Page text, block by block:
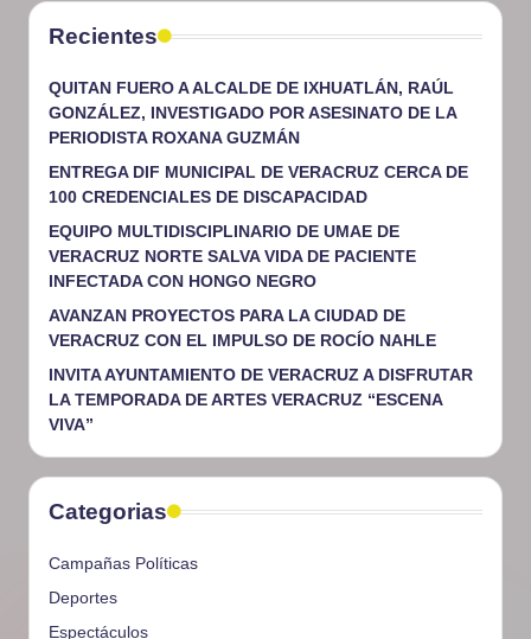
Recientes
QUITAN FUERO A ALCALDE DE IXHUATLÁN, RAÚL
GONZÁLEZ, INVESTIGADO POR ASESINATO DE LA
PERIODISTA ROXANA GUZMÁN
ENTREGA DIF MUNICIPAL DE VERACRUZ CERCA DE
100 CREDENCIALES DE DISCAPACIDAD
EQUIPO MULTIDISCIPLINARIO DE UMAE DE
VERACRUZ NORTE SALVA VIDA DE PACIENTE
INFECTADA CON HONGO NEGRO
AVANZAN PROYECTOS PARA LA CIUDAD DE
VERACRUZ CON EL IMPULSO DE ROCÍO NAHLE
INVITA AYUNTAMIENTO DE VERACRUZ A DISFRUTAR
LA TEMPORADA DE ARTES VERACRUZ “ESCENA
VIVA”
Categorias
Campañas Políticas
Deportes
Espectáculos